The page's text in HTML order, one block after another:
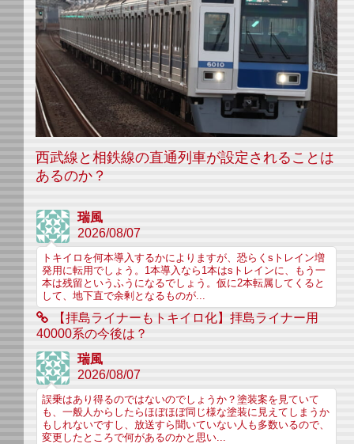
西武線と相鉄線の直通列車が設定されることは
あるのか？
瑞風
2026/08/07
トキイロを何本導入するかによりますが、恐らくsトレイン増
発用に転用でしょう。1本導入なら1本はsトレインに、もう一
本は残留というふうになるでしょう。仮に2本転属してくると
して、地下直で余剰となるものが...
【拝島ライナーもトキイロ化】拝島ライナー用
40000系の今後は？
瑞風
2026/08/07
誤乗はあり得るのではないのでしょうか？塗装案を見ていて
も、一般人からしたらほぼほぼ同じ様な塗装に見えてしまうか
もしれないですし、放送すら聞いていない人も多数いるので、
変更したところで何があるのかと思い...